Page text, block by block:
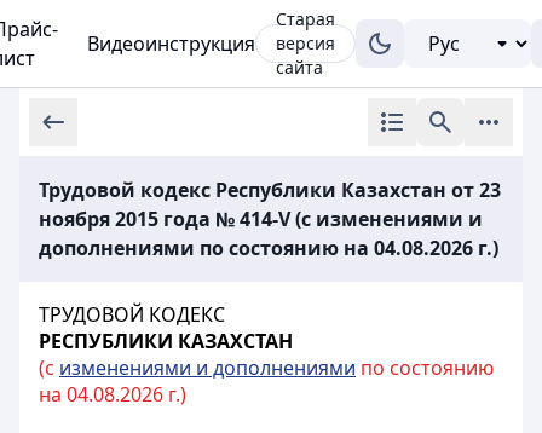
Видеоинструкция
Старая
версия
сайта
Трудовой кодекс Республики Казахстан от 23
ноября 2015 года № 414-V (с изменениями и
дополнениями по состоянию на 04.08.2026 г.)
ТРУДОВОЙ КОДЕКС
РЕСПУБЛИКИ КАЗАХСТАН
(с изменениями и дополнениями по состоянию
на 04.08.2026 г.)